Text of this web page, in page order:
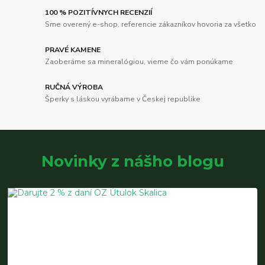
100 % POZITÍVNYCH RECENZIÍ
Sme overený e-shop, referencie zákazníkov hovoria za všetko
PRAVÉ KAMENE
Zaoberáme sa mineralógiou, vieme čo vám ponúkame
RUČNÁ VÝROBA
Šperky s láskou vyrábame v Českej republike
Novinky z nášho blogu